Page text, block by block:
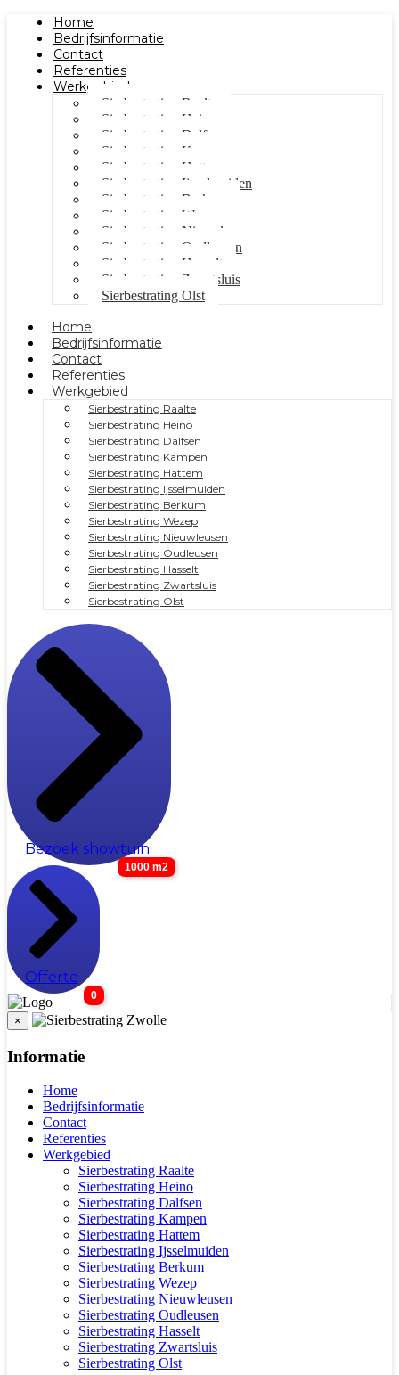
Home
Bedrijfsinformatie
Contact
Referenties
Werkgebied
Sierbestrating Raalte
Sierbestrating Heino
Sierbestrating Dalfsen
Sierbestrating Kampen
Sierbestrating Hattem
Sierbestrating Ijsselmuiden
Sierbestrating Berkum
Sierbestrating Wezep
Sierbestrating Nieuwleusen
Sierbestrating Oudleusen
Sierbestrating Hasselt
Sierbestrating Zwartsluis
Sierbestrating Olst
Home
Bedrijfsinformatie
Contact
Referenties
Werkgebied
Sierbestrating Raalte
Sierbestrating Heino
Sierbestrating Dalfsen
Sierbestrating Kampen
Sierbestrating Hattem
Sierbestrating Ijsselmuiden
Sierbestrating Berkum
Sierbestrating Wezep
Sierbestrating Nieuwleusen
Sierbestrating Oudleusen
Sierbestrating Hasselt
Sierbestrating Zwartsluis
Sierbestrating Olst
Bezoek showtuin
1000 m2
Offerte
0
×
Informatie
Home
Bedrijfsinformatie
Contact
Referenties
Werkgebied
Sierbestrating Raalte
Sierbestrating Heino
Sierbestrating Dalfsen
Sierbestrating Kampen
Sierbestrating Hattem
Sierbestrating Ijsselmuiden
Sierbestrating Berkum
Sierbestrating Wezep
Sierbestrating Nieuwleusen
Sierbestrating Oudleusen
Sierbestrating Hasselt
Sierbestrating Zwartsluis
Sierbestrating Olst